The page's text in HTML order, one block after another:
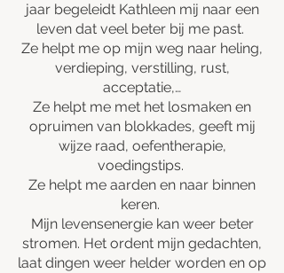
jaar begeleidt Kathleen mij naar een
leven dat veel beter bij me past.
Ze helpt me op mijn weg naar heling,
verdieping, verstilling, rust,
acceptatie,…
Ze helpt me met het losmaken en
opruimen van blokkades, geeft mij
wijze raad, oefentherapie,
voedingstips.
Ze helpt me aarden en naar binnen
keren.
Mijn levensenergie kan weer beter
stromen. Het ordent mijn gedachten,
laat dingen weer helder worden en op